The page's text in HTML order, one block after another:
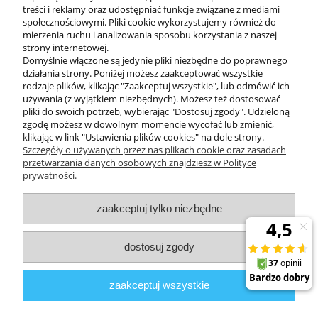
KONTAKT
DODATKOWE
MOJE KONTO
INFORMACJE
// ul. Przemysłowa 11a, 75-216 Koszalin // NIP669-050-03-43
// E-mail: sklep@zuma-line.pl
treści i reklamy oraz udostępniać funkcje związane z mediami
społecznościowymi. Pliki cookie wykorzystujemy również do
mierzenia ruchu i analizowania sposobu korzystania z naszej
strony internetowej.
Domyślnie włączone są jedynie pliki niezbędne do poprawnego
działania strony. Poniżej możesz zaakceptować wszystkie
rodzaje plików, klikając "Zaakceptuj wszystkie", lub odmówić ich
używania (z wyjątkiem niezbędnych). Możesz też dostosować
pliki do swoich potrzeb, wybierając "Dostosuj zgody". Udzieloną
zgodę możesz w dowolnym momencie wycofać lub zmienić,
klikając w link "Ustawienia plików cookies" na dole strony.
Szczegóły o używanych przez nas plikach cookie oraz zasadach
przetwarzania danych osobowych znajdziesz w Polityce
prywatności.
zaakceptuj tylko niezbędne
dostosuj zgody
zaakceptuj wszystkie